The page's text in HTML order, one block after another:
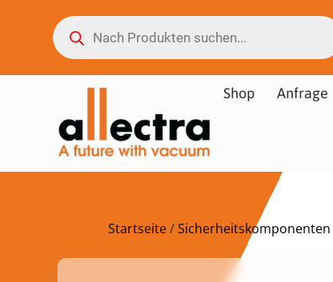
Shop Anfrage
Startseite/Sicherheitskomponenten